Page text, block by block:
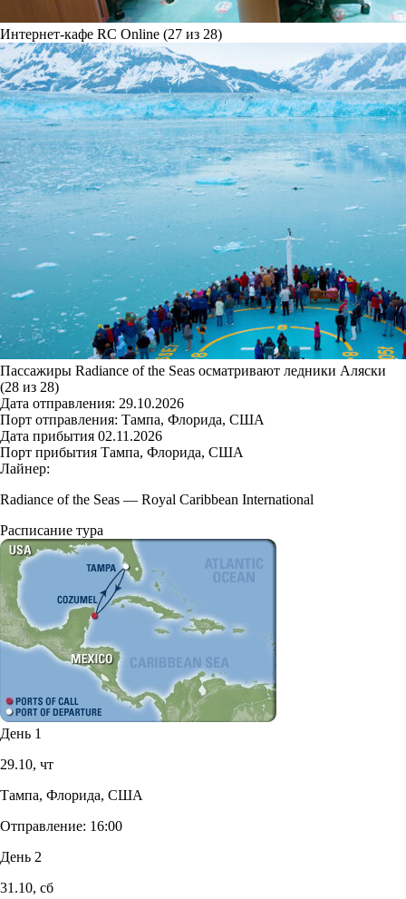
Интернет-кафе RC Online (27 из 28)
Пассажиры Radiance of the Seas осматривают ледники Аляски
(28 из 28)
Дата отправления: 29.10.2026
Порт отправления: Тампа, Флорида, США
Дата прибытия 02.11.2026
Порт прибытия Тампа, Флорида, США
Лайнер:
Radiance of the Seas — Royal Caribbean International
Расписание тура
День 1
29.10, чт
Тампа, Флорида, США
Отправление: 16:00
День 2
31.10, сб